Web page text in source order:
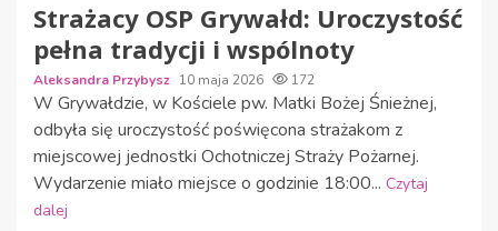
Strażacy OSP Grywałd: Uroczystość
pełna tradycji i wspólnoty
Aleksandra Przybysz 10 maja 2026 172
W Grywałdzie, w Kościele pw. Matki Bożej Śnieżnej,
odbyła się uroczystość poświęcona strażakom z
miejscowej jednostki Ochotniczej Straży Pożarnej.
Wydarzenie miało miejsce o godzinie 18:00... Czytaj
dalej